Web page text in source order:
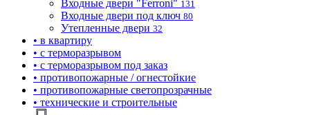
Входные двери "Ferroni" 131
Входные двери под ключ 80
Утепленные двери 32
• в квартиру
• с терморазрывом
• с терморазрывом под заказ
• противопожарные / огнестойкие
• противопожарные светопрозрачные
• технические и строительные